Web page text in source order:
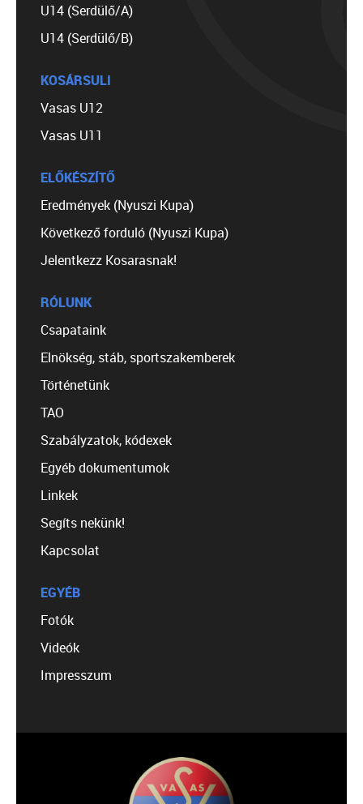
U14 (Serdülő/A)
U14 (Serdülő/B)
KOSÁRSULI
Vasas U12
Vasas U11
ELŐKÉSZÍTŐ
Eredmények (Nyuszi Kupa)
Következő forduló (Nyuszi Kupa)
Jelentkezz Kosarasnak!
RÓLUNK
Csapataink
Elnökség, stáb, sportszakemberek
Történetünk
TAO
Szabályzatok, kódexek
Egyéb dokumentumok
Linkek
Segíts nekünk!
Kapcsolat
EGYÉB
Fotók
Videók
Impresszum